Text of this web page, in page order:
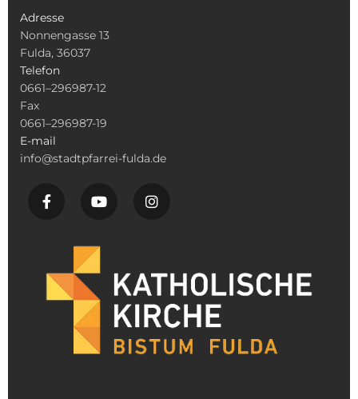
Adresse
Nonnengasse 13
Fulda, 36037
Telefon
0661–296987-12
Fax
0661–296987-19
E-mail
info@stadtpfarrei-fulda.de